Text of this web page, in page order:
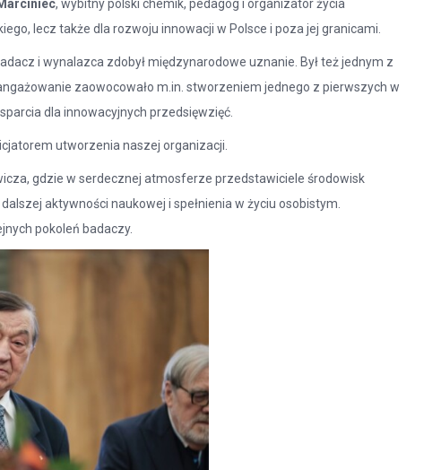
, wybitny polski chemik, pedagog i organizator życia
lecz także dla rozwoju innowacji w Polsce i poza jej granicami.
i wynalazca zdobył międzynarodowe uznanie. Był też jednym z
zaowocowało m.in. stworzeniem jednego z pierwszych w
dla innowacyjnych przedsięwzięć.
utworzenia naszej organizacji.
gdzie w serdecznej atmosferze przedstawiciele środowisk
aktywności naukowej i spełnienia w życiu osobistym.
pokoleń badaczy.